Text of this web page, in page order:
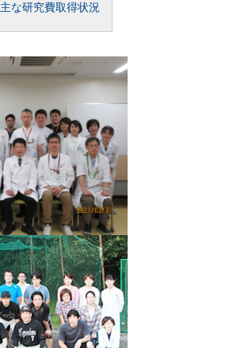
主な研究費取得状況